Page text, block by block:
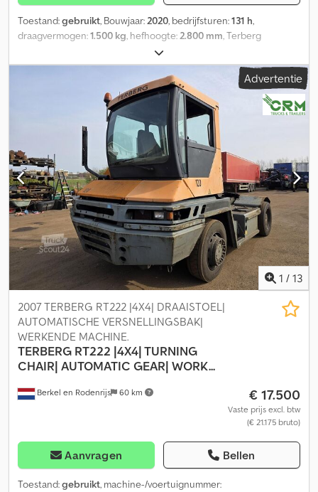
Toestand:gebruikt, Bouwjaar:2020, bedrijfsturen:131 h,
draagvermogen:1.500 kg, hefhoogte:2.800 mm, Terberg
Kinglifter TKL-S-3x3 1.500 kg Dedpfjtp R Iiex Afzsck Ook
beschikbaar met de bijpassende Jumbo-trein, zie foto's. Totale
prijs € 125.500,- exclusief BTW. Voor meer informatie staan wij u
graag ter beschikking.
Advertentie
1 / 13
Berkel en Rodenrijs 60 km
2007 TERBERG RT222 |4X4| DRAAISTOEL|
AUTOMATISCHE VERSNELLINGSBAK|
WERKENDE MACHINE.
TERBERG RT222 |4X4| TURNING
CHAIR| AUTOMATIC GEAR| WORK...
€ 17.500
Vaste prijs excl. btw
(€ 21.175 bruto)
Aanvragen Bellen
Toestand:gebruikt, machine-/voertuignummer: